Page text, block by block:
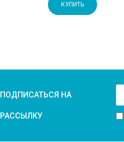
КУПИТЬ
ПОДПИСАТЬСЯ НА
РАССЫЛКУ